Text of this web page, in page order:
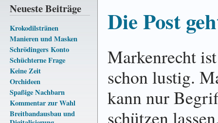
Neueste Beiträge
Krokodilstränen
Manieren und Masken
Schrödingers Konto
Schüchterne Frage
Keine Zeit
Orchideen
Spaßige Nachbarn
Kommentar zur Wahl
Breitbandausbau und
Die Post
Markenrecht ist
schon lustig.
kann nur
schützen